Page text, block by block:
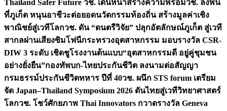
Thailand Safer Future วช. เดินหน้าสร้างความพร้อมวช. ลงพื้น
ที่ภูเก็ต หนุนอาชีวะต่อยอดนวัตกรรมท้องถิ่น สร้างมูลค่าเชิง
พาณิชย์สู่เวทีโลกวช. ดัน “ดนตรีวิจัย” ปลุกอัตลักษณ์ภูเก็ต สู่เวที
สากลผ่านเสียงซิมโฟนีกระทรวงอุตสาหกรรม มอบรางวัล CSR-
DIW 3 ระดับ เชิดชูโรงงานต้นแบบ“อุตสาหกรรมดี อยู่คู่ชุมชน
อย่างยั่งยืน”กองทัพบก-ไทยประกันชีวิต ลงนามต่อสัญญา
กรมธรรม์ประกันชีวิตทหาร ปีที่ 40วช. ผนึก STS forum เตรียม
จัด Japan–Thailand Symposium 2026 ดันไทยสู่เวทีวิทยาศาสตร์
โลกวช. โชว์ศักยภาพ Thai Innovators กวาดรางวัล Geneva